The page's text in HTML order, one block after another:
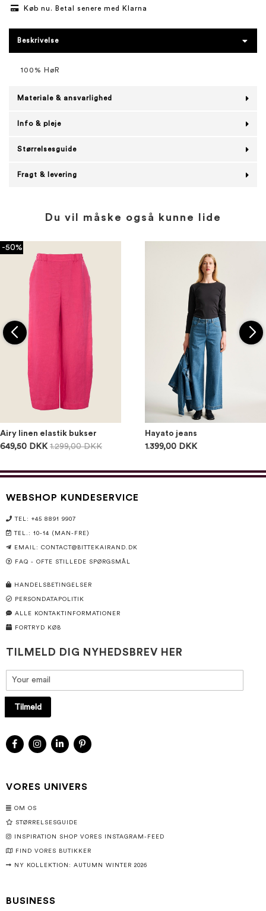
Køb nu. Betal senere med Klarna
Beskrivelse
100% HøR
Materiale & ansvarlighed
Info & pleje
Størrelsesguide
Fragt & levering
Du vil måske også kunne lide
-50%
Airy linen elastik bukser
649,50 DKK 1.299,00 DKK
Hayato jeans
1.399,00 DKK
WEBSHOP KUNDESERVICE
TEL: +45 8891 9907
TEL.: 10-14 (MAN-FRE)
EMAIL: CONTACT@BITTEKAIRAND.DK
FAQ - OFTE STILLEDE SPØRGSMÅL
HANDELSBETINGELSER
PERSONDATAPOLITIK
ALLE KONTAKTINFORMATIONER
FORTRYD KØB
TILMELD DIG NYHEDSBREV HER
Tilmeld
VORES UNIVERS
OM OS
STØRRELSESGUIDE
INSPIRATION SHOP VORES INSTAGRAM-FEED
FIND VORES BUTIKKER
NY KOLLEKTION: AUTUMN WINTER 2026
BUSINESS